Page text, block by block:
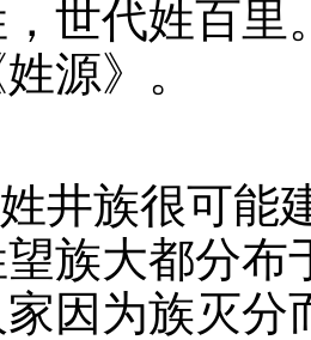
世代姓百
源》。
井族很可能
族大都分布
因为族灭